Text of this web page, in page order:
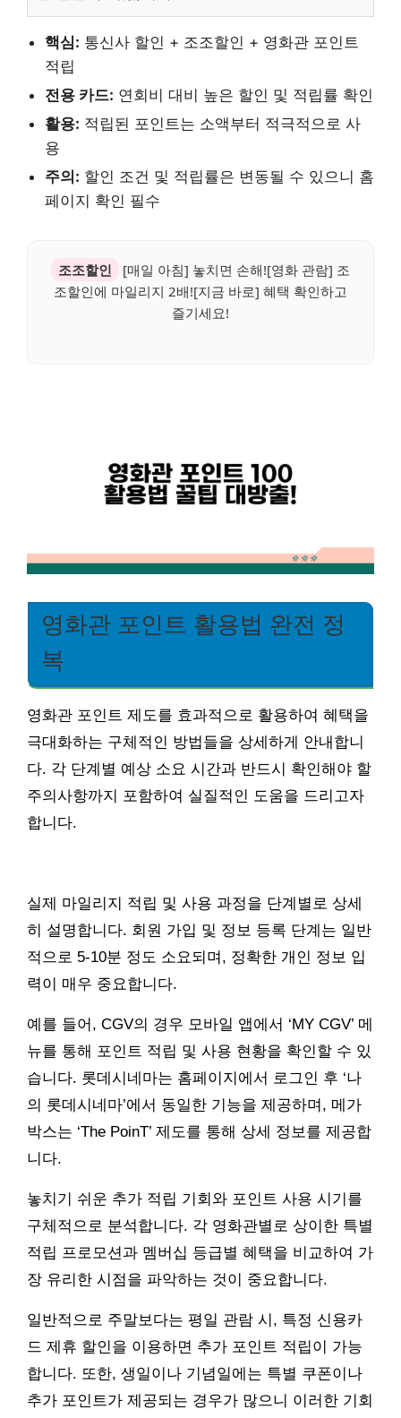
핵심: 통신사 할인 + 조조할인 + 영화관 포인트
적립
전용 카드: 연회비 대비 높은 할인 및 적립률 확인
활용: 적립된 포인트는 소액부터 적극적으로 사
용
주의: 할인 조건 및 적립률은 변동될 수 있으니 홈
페이지 확인 필수
조조할인
[매일 아침] 놓치면 손해![영화 관람] 조
조할인에 마일리지 2배![지금 바로] 혜택 확인하고
즐기세요!
영화관 포인트 활용법 완전 정
복
영화관 포인트 제도를 효과적으로 활용하여 혜택을
극대화하는 구체적인 방법들을 상세하게 안내합니
다. 각 단계별 예상 소요 시간과 반드시 확인해야 할
주의사항까지 포함하여 실질적인 도움을 드리고자
합니다.
실제 마일리지 적립 및 사용 과정을 단계별로 상세
히 설명합니다. 회원 가입 및 정보 등록 단계는 일반
적으로 5-10분 정도 소요되며, 정확한 개인 정보 입
력이 매우 중요합니다.
예를 들어, CGV의 경우 모바일 앱에서 ‘MY CGV’ 메
뉴를 통해 포인트 적립 및 사용 현황을 확인할 수 있
습니다. 롯데시네마는 홈페이지에서 로그인 후 ‘나
의 롯데시네마’에서 동일한 기능을 제공하며, 메가
박스는 ‘The PoinT’ 제도를 통해 상세 정보를 제공합
니다.
놓치기 쉬운 추가 적립 기회와 포인트 사용 시기를
구체적으로 분석합니다. 각 영화관별로 상이한 특별
적립 프로모션과 멤버십 등급별 혜택을 비교하여 가
장 유리한 시점을 파악하는 것이 중요합니다.
일반적으로 주말보다는 평일 관람 시, 특정 신용카
드 제휴 할인을 이용하면 추가 포인트 적립이 가능
합니다. 또한, 생일이나 기념일에는 특별 쿠폰이나
추가 포인트가 제공되는 경우가 많으니 이러한 기회